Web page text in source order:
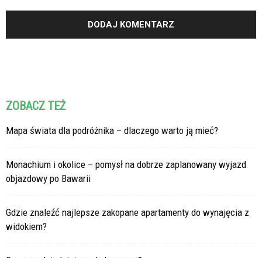
ZOBACZ TEŻ
Mapa świata dla podróżnika – dlaczego warto ją mieć?
Monachium i okolice – pomysł na dobrze zaplanowany wyjazd
objazdowy po Bawarii
Gdzie znaleźć najlepsze zakopane apartamenty do wynajęcia z
widokiem?